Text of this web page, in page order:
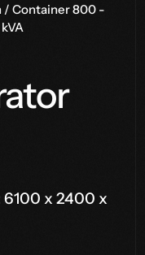
/ Container 800 -
6100 x 2400 x